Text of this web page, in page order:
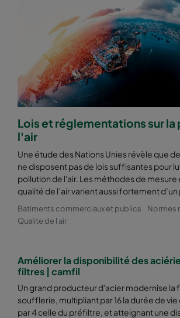
2550 592x287x520-10 ePM2,5
2550 287x592x520-5 ePM2,5
2550 592x892x520-10
2550 490x892x520-8 ePM2,5
2550 287x892x520-5
2550 592x592x600-8 ePM2,5
2550 592x490x600-8 ePM2,5
2550 592x287x600-8
2550 287x592x600-4 ePM2,5
Lois et réglementations sur
l'air
Une étude des Nations Unies révèle que
ne disposent pas de lois suffisantes pour
pollution de l'air. Les méthodes de mesure
qualité de l’air varient aussi fortement d’un
Batiments commerciaux et publics
Normes
Qualite de l air
Améliorer la disponibilité des
filtres | camfil
Un grand producteur d'acier modernise la
soufflerie, multipliant par 16 la durée de
par 4 celle du préfiltre, et atteignant une